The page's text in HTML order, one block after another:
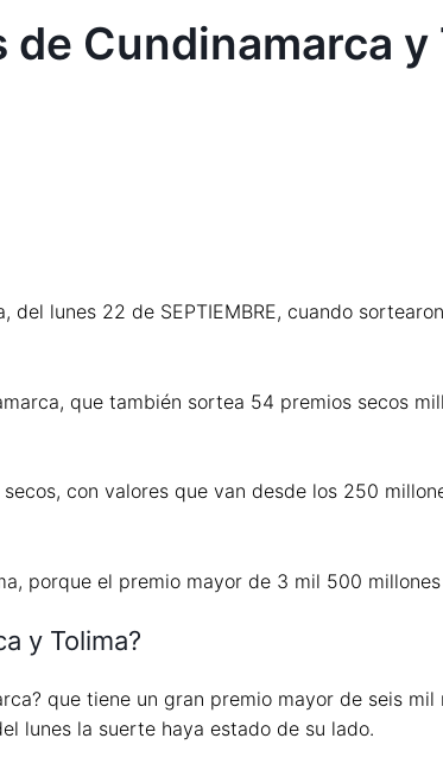
Cundinamarca
lunes 22 de SEPTIEMBRE, cuando
que también sortea 54 premios secos
con valores que van desde los 250
porque el premio mayor de 3 mil 500
y Tolima?
que tiene un gran premio mayor de seis
lunes la suerte haya estado de su lado.